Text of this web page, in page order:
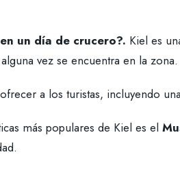
un día de crucero?. Kiel es
vez se encuentra en la zona.
a los turistas, incluyendo
más populares de Kiel es el